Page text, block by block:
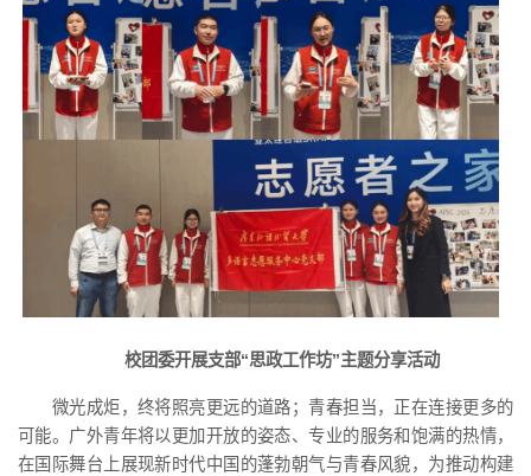
校团委开展支部“思政工作坊”主题分享活动
微光成炬，终将照亮更远的道路；青春担当，正在连接更多的
可能。广外青年将以更加开放的姿态、专业的服务和饱满的热情，
在国际舞台上展现新时代中国的蓬勃朝气与青春风貌，为推动构建